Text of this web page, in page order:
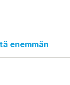
med 35
andra
enemmän